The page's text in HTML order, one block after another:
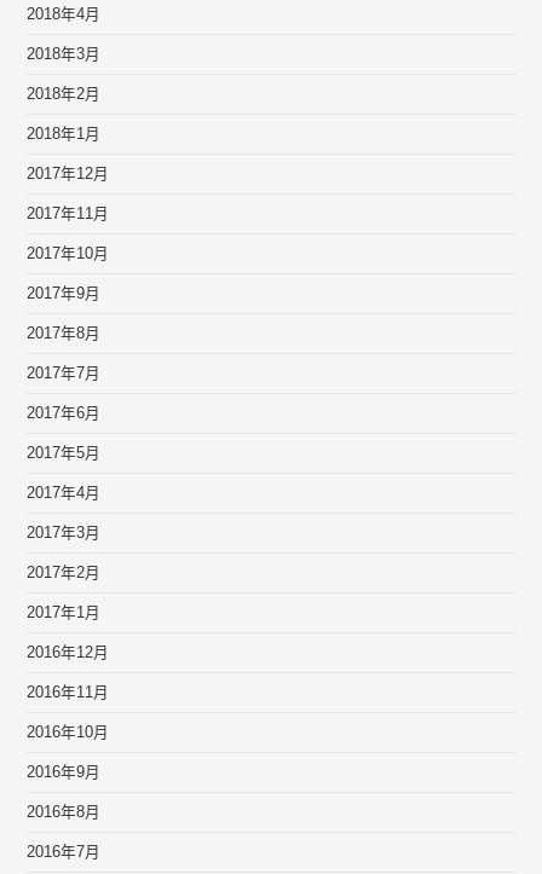
2018年4月
2018年3月
2018年2月
2018年1月
2017年12月
2017年11月
2017年10月
2017年9月
2017年8月
2017年7月
2017年6月
2017年5月
2017年4月
2017年3月
2017年2月
2017年1月
2016年12月
2016年11月
2016年10月
2016年9月
2016年8月
2016年7月